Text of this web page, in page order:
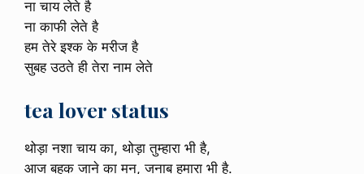
ना चाय लेते है
ना काफी लेते है
हम तेरे इश्क के मरीज है
सुबह उठते ही तेरा नाम लेते
tea lover status
थोड़ा नशा चाय का, थोड़ा तुम्हारा भी है,
आज बहक जाने का मन, जनाब हमारा भी है.